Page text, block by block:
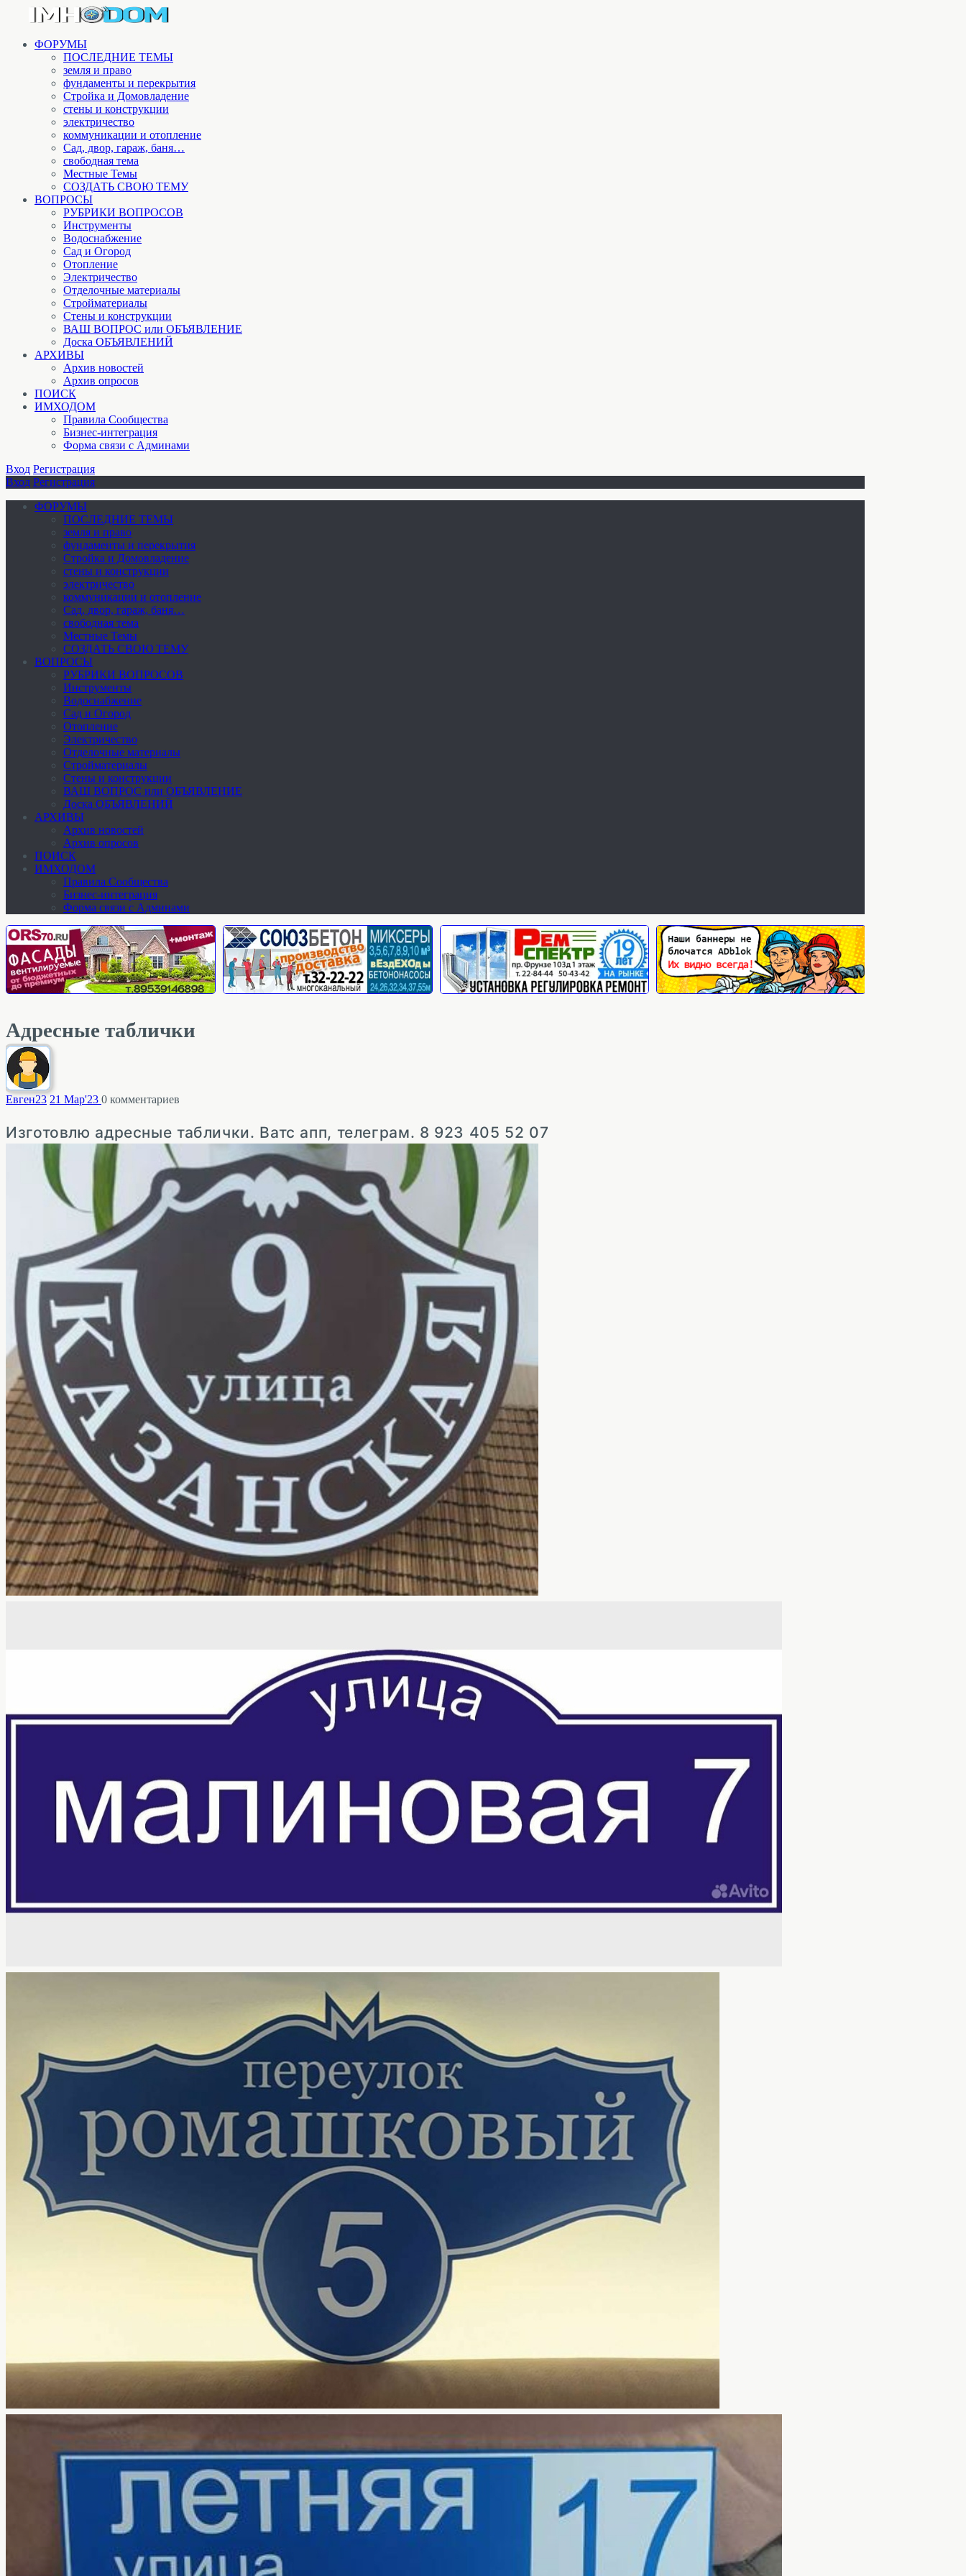
ФОРУМЫ
ПОСЛЕДНИЕ ТЕМЫ
земля и право
фундаменты и перекрытия
Стройка и Домовладение
стены и конструкции
электричество
коммуникации и отопление
Cад, двор, гараж, баня…
свободная тема
Местные Темы
СОЗДАТЬ СВОЮ ТЕМУ
ВОПРОСЫ
РУБРИКИ ВОПРОСОВ
Инструменты
Водоснабжение
Сад и Огород
Отопление
Электричество
Отделочные материалы
Стройматериалы
Стены и конструкции
ВАШ ВОПРОС или ОБЪЯВЛЕНИЕ
Доска ОБЪЯВЛЕНИЙ
АРХИВЫ
Архив новостей
Архив опросов
ПОИСК
ИМХОДОМ
Правила Сообщества
Бизнес-интеграция
Форма связи с Админами
Вход Регистрация
Вход Регистрация
ФОРУМЫ
ПОСЛЕДНИЕ ТЕМЫ
земля и право
фундаменты и перекрытия
Стройка и Домовладение
стены и конструкции
электричество
коммуникации и отопление
Cад, двор, гараж, баня…
свободная тема
Местные Темы
СОЗДАТЬ СВОЮ ТЕМУ
ВОПРОСЫ
РУБРИКИ ВОПРОСОВ
Инструменты
Водоснабжение
Сад и Огород
Отопление
Электричество
Отделочные материалы
Стройматериалы
Стены и конструкции
ВАШ ВОПРОС или ОБЪЯВЛЕНИЕ
Доска ОБЪЯВЛЕНИЙ
АРХИВЫ
Архив новостей
Архив опросов
ПОИСК
ИМХОДОМ
Правила Сообщества
Бизнес-интеграция
Форма связи с Админами
Адресные таблички
Евген23 21 Мар'23 0 комментариев
Изготовлю адресные таблички. Ватс апп, телеграм. 8 923 405 52 07